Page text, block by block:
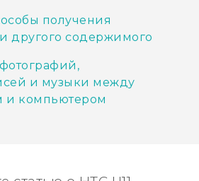
получения
и другого содержимого
и музыки между
и компьютером